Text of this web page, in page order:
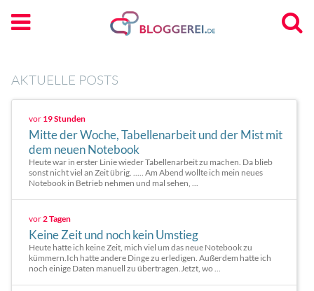
AKTUELLE POSTS
vor 19 Stunden
Mitte der Woche, Tabellenarbeit und der Mist mit
dem neuen Notebook
Heute war in erster Linie wieder Tabellenarbeit zu machen. Da blieb
sonst nicht viel an Zeit übrig. ..... Am Abend wollte ich mein neues
Notebook in Betrieb nehmen und mal sehen, ...
vor2 Tagen
Keine Zeit und noch kein Umstieg
Heute hatte ich keine Zeit, mich viel um das neue Notebook zu
kümmern.Ich hatte andere Dinge zu erledigen. Außerdem hatte ich
noch einige Daten manuell zu übertragen.Jetzt, wo ...